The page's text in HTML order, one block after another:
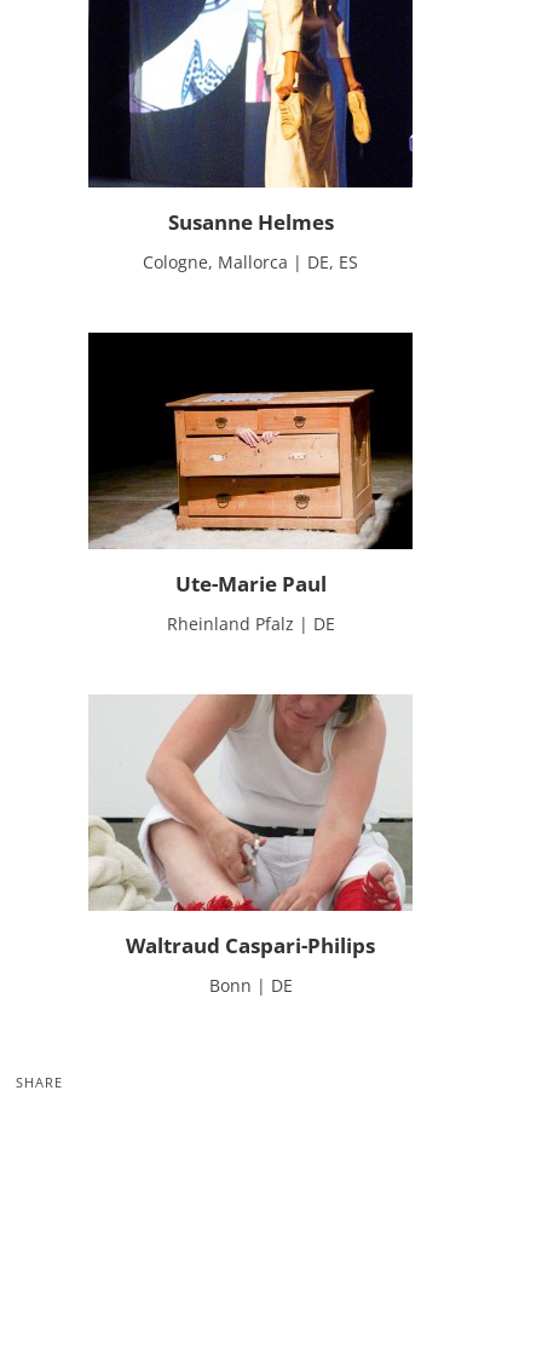
Susanne Helmes
Cologne, Mallorca | DE, ES
Ute-Marie Paul
Rheinland Pfalz | DE
Waltraud Caspari-Philips
Bonn | DE
SHARE